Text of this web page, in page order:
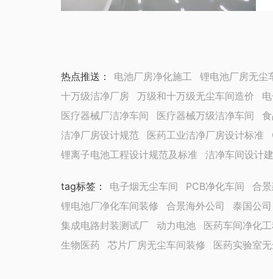
热点推送： 电池厂房净化施工
锂电池厂房无尘
十万级洁净厂房
万级和十万级无尘车间造价
医疗器械厂洁净车间
医疗器械万级洁净车间
洁净厂房设计规范
医药工业洁净厂房设计标准
锂离子电池工程设计规范及标准
洁净车间设计
tag标签 ： 电子烟无尘车间 PCB净化车间
合
锂电池厂净化车间装修
合景海外公司
泰国公司
集成电路封装测试厂
动力电池
医药车间净化
生物医药
芯片厂房无尘车间装修 医药实验室